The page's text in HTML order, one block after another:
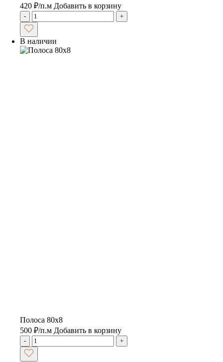
420 ₽/п.м Добавить в корзину
- +
В наличии
Полоса 80х8
500 ₽/п.м Добавить в корзину
- +